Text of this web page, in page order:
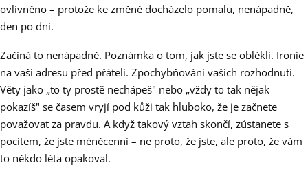
ovlivněno – protože ke změně docházelo pomalu, nenápadně,
den po dni.
Začíná to nenápadně. Poznámka o tom, jak jste se oblékli. Ironie
na vaši adresu před přáteli. Zpochybňování vašich rozhodnutí.
Věty jako „to ty prostě nechápeš" nebo „vždy to tak nějak
pokazíš" se časem vryjí pod kůži tak hluboko, že je začnete
považovat za pravdu. A když takový vztah skončí, zůstanete s
pocitem, že jste méněcenní – ne proto, že jste, ale proto, že vám
to někdo léta opakoval.